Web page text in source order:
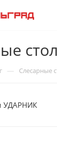
— Слесарные
УДАРНИК